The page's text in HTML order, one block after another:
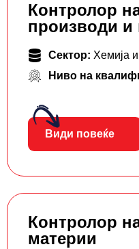
Контролор
производи и
Сектор: Хемија и
Ниво на
Види повеќе
Контролор
материи